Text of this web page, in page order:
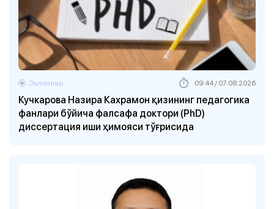
Кучкарова Назира Кахрамон қизининг педагогика
фанлари бўйича фалсафа доктори (PhD)
диссертация иши ҳимояси тўғрисида
Эълонлар 09:44 / 07.08.2026